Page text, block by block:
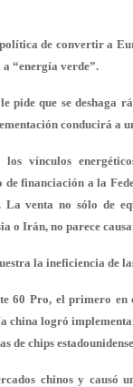
de convertir a
a “energía verde”.
pide que se deshaga
conducirá a
vínculos
financiación a la
venta no sólo de
o Irán, no parece
la ineficiencia de
60 Pro, el primero en
china logró
de chips
chinos y causó